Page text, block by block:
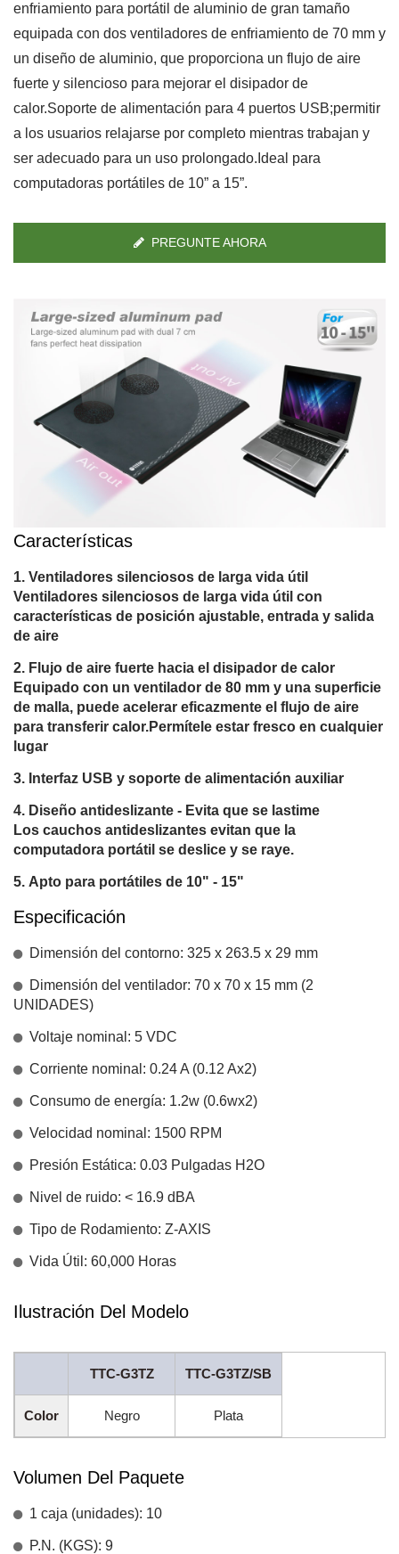
enfriamiento para portátil de aluminio de gran tamaño
equipada con dos ventiladores de enfriamiento de 70 mm y
un diseño de aluminio, que proporciona un flujo de aire
fuerte y silencioso para mejorar el disipador de
calor.Soporte de alimentación para 4 puertos USB;permitir
a los usuarios relajarse por completo mientras trabajan y
ser adecuado para un uso prolongado.Ideal para
computadoras portátiles de 10” a 15”.
PREGUNTE AHORA
Características
Ventiladores silenciosos de larga vida útil
Ventiladores silenciosos de larga vida útil con
características de posición ajustable, entrada y salida
de aire
Flujo de aire fuerte hacia el disipador de calor
Equipado con un ventilador de 80 mm y una superficie
de malla, puede acelerar eficazmente el flujo de aire
para transferir calor.Permítele estar fresco en cualquier
lugar
Interfaz USB y soporte de alimentación auxiliar
Diseño antideslizante - Evita que se lastime
Los cauchos antideslizantes evitan que la
computadora portátil se deslice y se raye.
Apto para portátiles de 10" - 15"
Especificación
Dimensión del contorno: 325 x 263.5 x 29 mm
Dimensión del ventilador: 70 x 70 x 15 mm (2
UNIDADES)
Voltaje nominal: 5 VDC
Corriente nominal: 0.24 A (0.12 Ax2)
Consumo de energía: 1.2w (0.6wx2)
Velocidad nominal: 1500 RPM
Presión Estática: 0.03 Pulgadas H2O
Nivel de ruido: < 16.9 dBA
Tipo de Rodamiento: Z-AXIS
Vida Útil: 60,000 Horas
Ilustración Del Modelo
TTC-G3TZ TTC-G3TZ/SB
Color Negro Plata
Volumen Del Paquete
1 caja (unidades): 10
P.N. (KGS): 9